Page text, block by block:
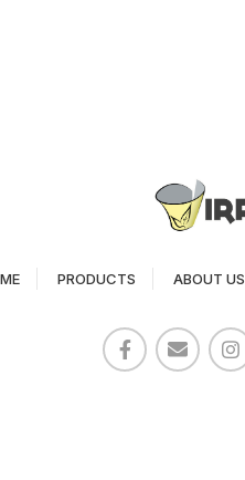
PRODUCTS ABOUT US